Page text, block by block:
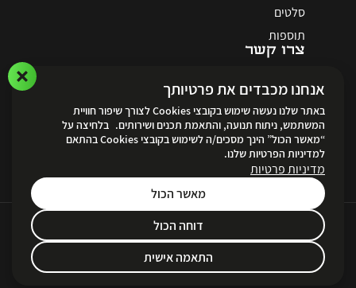
סלטים
תוספות
צרו קשר
לאתר ההזמנות
Created byUnika Digital
תקנון ותנאי שימוש ופרטיות | הצהרת נגישות
© Marina Galil 2023 All rights reserved.
אנחנו מכבדים את פרטיותך
באתר שלנו נעשה שימוש בקובצי Cookies לצורך שיפור חוויית
המשתמש, ניתוח תנועה, והתאמת תכנים ושירותים. בלחיצה על
“מאשר הכול” הינך מסכים/ה לשימוש בקובצי Cookies בהתאם
למדיניות הפרטיות שלנו.
מדיניות פרטיות
מאשר הכול
דוחה הכול
התאמה אישית